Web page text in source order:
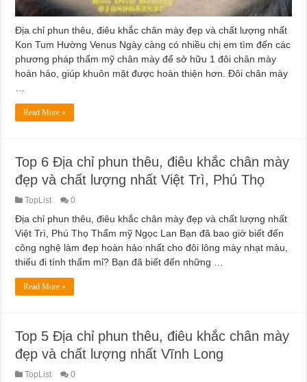
Địa chỉ phun thêu, điêu khắc chân mày đẹp và chất lượng nhất
Kon Tum Hường Venus Ngày càng có nhiều chị em tìm đến các
phương pháp thẩm mỹ chân mày để sở hữu 1 đôi chân mày
hoàn hảo, giúp khuôn mặt được hoàn thiện hơn. Đôi chân mày
Read More »
Top 6 Địa chỉ phun thêu, điêu khắc chân mày
đẹp và chất lượng nhất Việt Trì, Phú Thọ
TopList 0
Địa chỉ phun thêu, điêu khắc chân mày đẹp và chất lượng nhất
Việt Trì, Phú Thọ Thẩm mỹ Ngọc Lan Bạn đã bao giờ biết đến
công nghệ làm đẹp hoàn hảo nhất cho đôi lông mày nhạt màu,
thiếu đi tính thẩm mỉ? Bạn đã biết đến những …
Read More »
Top 5 Địa chỉ phun thêu, điêu khắc chân mày
đẹp và chất lượng nhất Vĩnh Long
TopList 0